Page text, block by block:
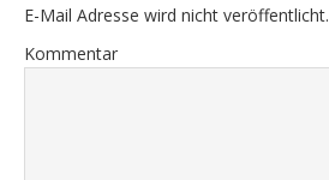
E-Mail Adresse wird nicht veröffentlicht.
Kommentar